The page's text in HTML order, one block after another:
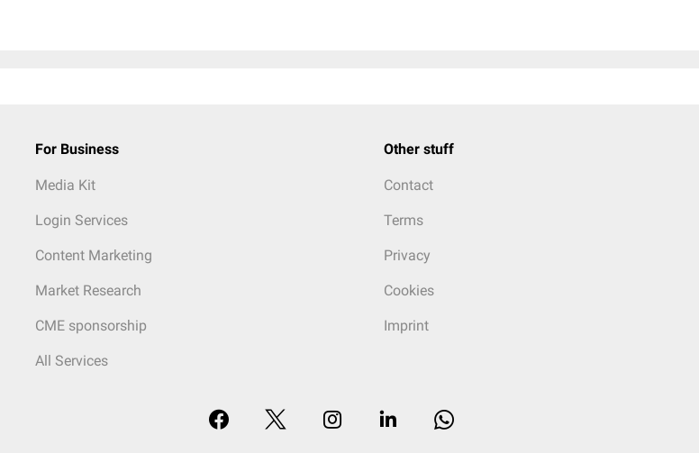
For Business
Media Kit
Login Services
Content Marketing
Market Research
CME sponsorship
All Services
Other stuff
Contact
Terms
Privacy
Cookies
Imprint